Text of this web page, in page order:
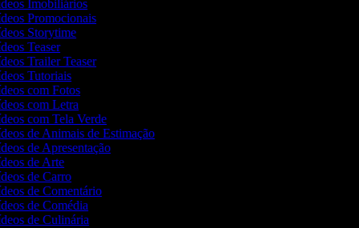
Imobiliários
Promocionais
Storytime
Teaser
Trailer Teaser
Tutoriais
com Fotos
com Letra
com Tela Verde
de Animais de Estimação
de Apresentação
de Arte
de Carro
de Comentário
de Comédia
de Culinária